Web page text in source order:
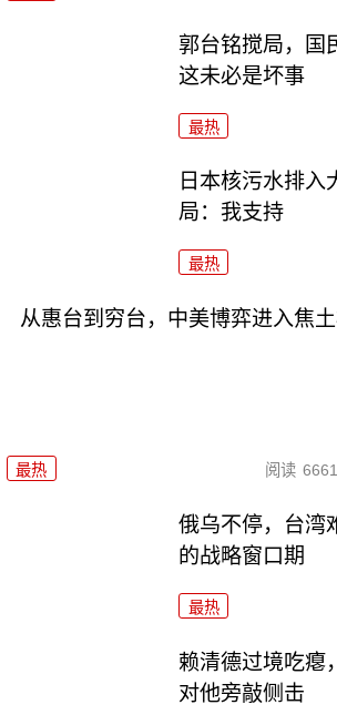
郭台铭搅局，国
这未必是坏事
最热
日本核污水排入
局：我支持
最热
从惠台到穷台，中美博弈进入焦
最热 阅读
俄乌不停，台湾
的战略窗口期
最热
赖清德过境吃瘪
对他旁敲侧击